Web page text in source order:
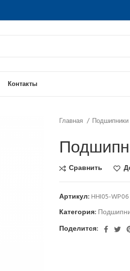
Контакты
Главная Подшипники
Сравнить
Артикул: HHI05-WP06
Категория:
Поделится: